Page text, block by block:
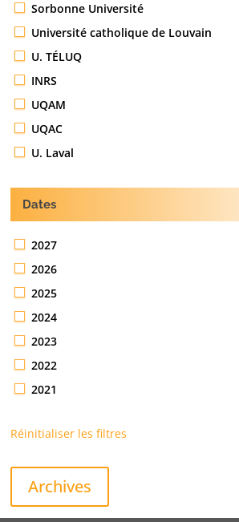
Sorbonne Université
Université catholique de Louvain
U. TÉLUQ
INRS
UQAM
UQAC
U. Laval
Dates
2027
2026
2025
2024
2023
2022
2021
Réinitialiser les filtres
Archives